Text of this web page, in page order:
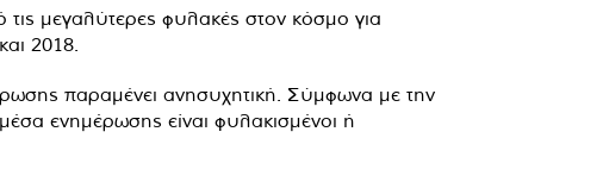
μεγαλύτερες φυλακές στον κόσμο για
2018.
παραμένει ανησυχητική. Σύμφωνα με την
ενημέρωσης είναι φυλακισμένοι ή